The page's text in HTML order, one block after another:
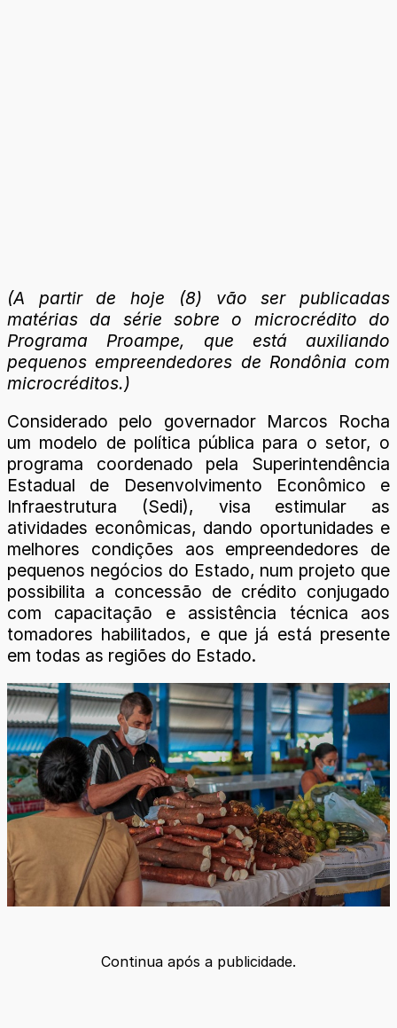
(A partir de hoje (8) vão ser publicadas
matérias da série sobre o microcrédito do
Programa Proampe, que está auxiliando
pequenos empreendedores de Rondônia com
microcréditos.)
Considerado pelo governador Marcos Rocha
um modelo de política pública para o setor, o
programa coordenado pela Superintendência
Estadual de Desenvolvimento Econômico e
Infraestrutura (Sedi), visa estimular as
atividades econômicas, dando oportunidades e
melhores condições aos empreendedores de
pequenos negócios do Estado, num projeto que
possibilita a concessão de crédito conjugado
com capacitação e assistência técnica aos
tomadores habilitados, e que já está presente
em todas as regiões do Estado.
Continua após a publicidade.